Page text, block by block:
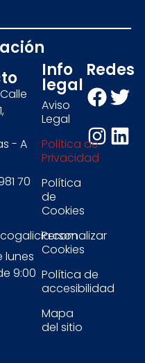
- A
70
lunes
9:00
Info
legal
Aviso
Legal
Política de
Privacidad
Política
de
Cookies
Personalizar
Cookies
Política de
accesibilidad
Mapa
del sitio
Redes